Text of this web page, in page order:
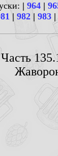
| 964 |
| 982 | 983 |
Часть